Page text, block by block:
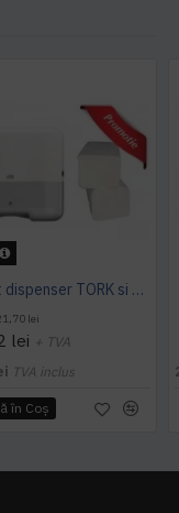
Pachet dispenser TORK si consumabil prosoape pliate
lei
lei + TVA
TVA inclus
în Coş